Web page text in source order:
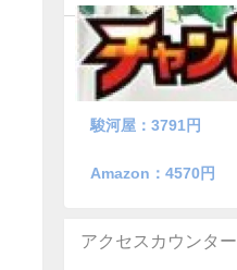
駿河屋：3791円
Amazon：4570円
アクセスカウンター